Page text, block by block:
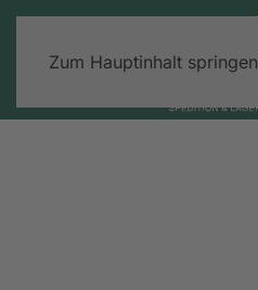
Zum Hauptinhalt springen